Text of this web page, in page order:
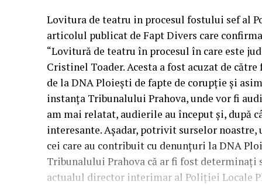
Lovitura de teatru in procesul fostului sef al
articolul publicat de Fapt Divers care
“Lovitură de teatru în procesul în care este
Cristinel Toader. Acesta a fost acuzat de
de la DNA Ploiești de fapte de corupție și
instanța Tribunalului Prahova, unde vor fi
am mai relatat, audierile au început și, după
interesante. Așadar, potrivit surselor
cei care au contribuit cu denunțuri la DNA
Tribunalului Prahova că ar fi fost determinați
actualul director interimar al Poliției Locale